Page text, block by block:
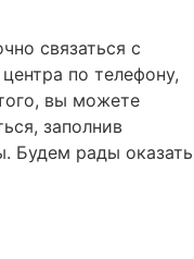
связаться с
по телефону,
вы можете
заполнив
Будем рады оказать